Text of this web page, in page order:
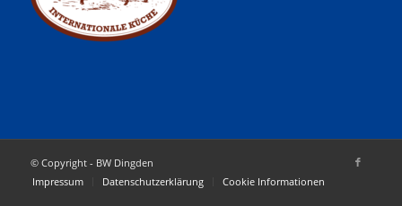
© Copyright - BW Dingden
Impressum
Datenschutzerklärung Cookie Informationen